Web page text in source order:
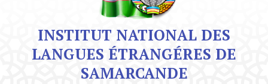
INSTITUT NATIONAL DES
LANGUES ÉTRANGÉRES DE
SAMARCANDE